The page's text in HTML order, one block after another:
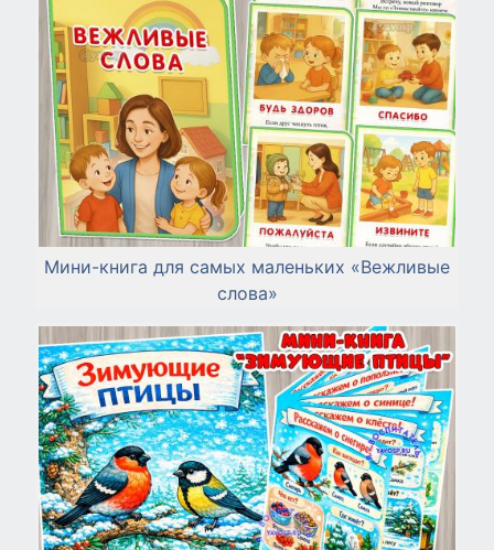
Мини-книга для самых маленьких «Вежливые
слова»